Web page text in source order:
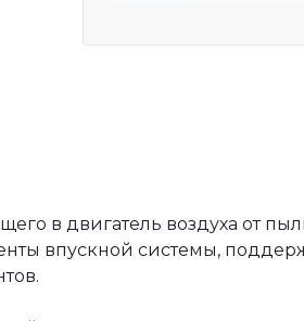
в двигатель воздуха от
впускной системы,